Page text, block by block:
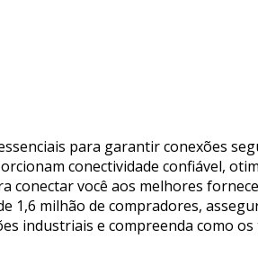
para garantir conexões
conectividade confiável,
você aos melhores
1,6 milhão de compradores,
industriais e compreenda como